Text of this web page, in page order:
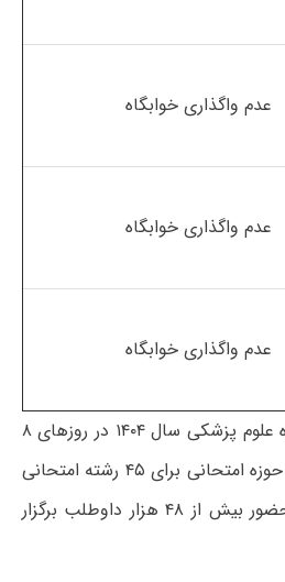
عدم واگذاری خوابگاه
عدم واگذاری خوابگاه
عدم واگذاری خوابگاه
آزمون کارشناسی ارشد گروه علوم پزشکی سال ۱۴۰۴ در روزهای ۸
و ۹ خرداد ماه ۱۴۰۴ در ۳۵ حوزه امتحانی برای ۴۵ رشته امتحانی
و ۱۱ مجموعه امتحانی با حضور بیش از ۴۸ هزار داوطلب برگزار